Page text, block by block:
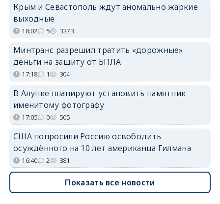
Крым и Севастополь ждут аномально жаркие
выходные
18:02 5 3373
Минтранс разрешил тратить «дорожные»
деньги на защиту от БПЛА
17:18 1 304
В Алупке планируют установить памятник
именитому фотографу
17:05 0 505
США попросили Россию освободить
осуждённого на 10 лет американца Гилмана
16:40 2 381
Показать все новости